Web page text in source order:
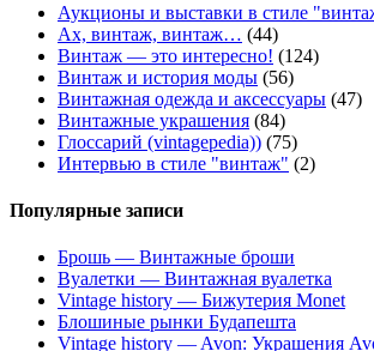
Аукционы и выставки в стиле
Ах, винтаж, винтаж… (44)
Винтаж — это интересно! (124)
Винтаж и история моды (56)
Винтажная одежда и аксессуары (47)
Винтажные украшения (84)
Глоссарий (vintagepedia)) (75)
Интервью в стиле "винтаж" (2)
Популярные записи
Брошь — Винтажные броши
Вуалетки — Винтажная вуалетка
Vintage history — Бижутерия Monet
Блошиные рынки Будапешта
Vintage history — Avon: Украшения